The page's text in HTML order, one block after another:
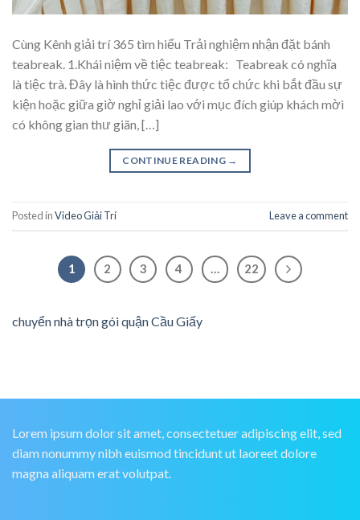
Cùng Kênh giải trí 365 tìm hiểu Trải nghiệm nhận đặt bánh
teabreak. 1.Khái niệm về tiệc teabreak: Teabreak có nghĩa
là tiệc trà. Đây là hình thức tiệc được tổ chức khi bắt đầu sự
kiện hoặc giữa giờ nghỉ giải lao với mục đích giúp khách mời
có không gian thư giãn, […]
CONTINUE READING →
Posted inVideo Giải Trí Leave a comment
1 2 3 4 … 22
chuyển nhà trọn gói quận Cầu Giấy
Lorem ipsum dolor sit amet, consectetuer adipiscing elit, sed
diam nonummy nibh euismod tincidunt ut laoreet dolore
magna aliquam erat volutpat.